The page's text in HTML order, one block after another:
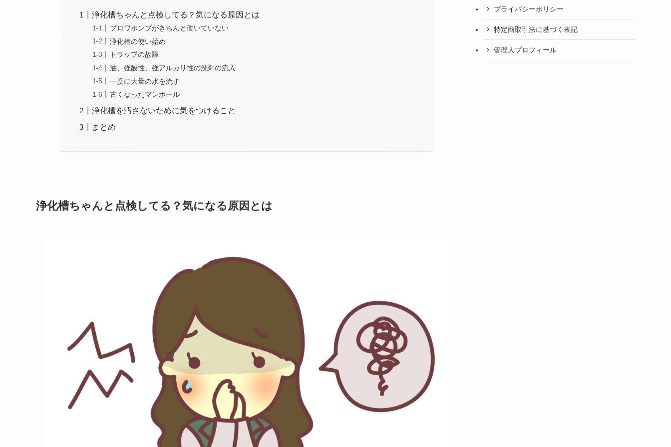
浄化槽ちゃんと点検してる？気になる原因とは
ブロワポンプがきちんと働いていない
浄化槽の使い始め
トラップの故障
油、強酸性、強アルカリ性の洗剤の流入
一度に大量の水を流す
古くなったマンホール
浄化槽を汚さないために気をつけること
まとめ
浄化槽ちゃんと点検してる？気になる原因とは
プライバシーポリシー
特定商取引法に基づく表記
管理人プロフィール